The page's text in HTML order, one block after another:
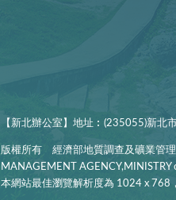
【新北辦公室】地址︰(235055)新
版權所有 經濟部地質調查及礦業管理
MANAGEMENT AGENCY,MINISTRY
本網站最佳瀏覽解析度為 1024 x 768